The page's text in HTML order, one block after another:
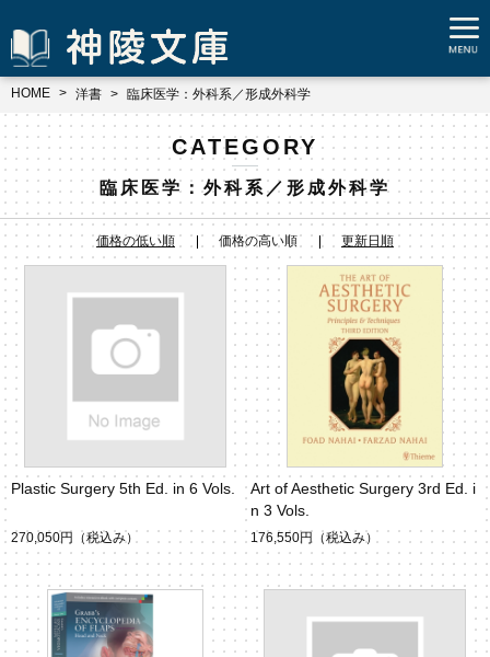
HOME 洋書 臨床医学：外科系／形成外科学
CATEGORY
臨床医学：外科系／形成外科学
価格の低い順 価格の高い順 更新日順
Plastic Surgery 5th Ed. in 6 Vols.
270,050円 （税込み）
Art of Aesthetic Surgery 3rd Ed. i
n 3 Vols.
176,550円 （税込み）